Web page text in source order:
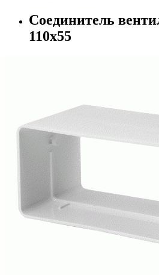
Соединитель
110х55